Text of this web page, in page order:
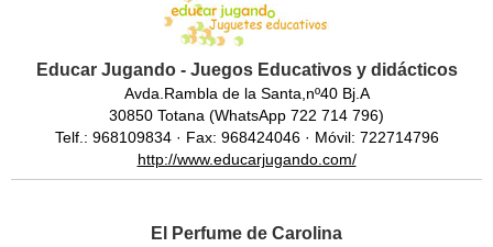
Educar Jugando - Juegos Educativos y didácticos
Avda.Rambla de la Santa,nº40 Bj.A
30850 Totana (WhatsApp 722 714 796)
Telf.: 968109834 · Fax: 968424046 · Móvil: 722714796
http://www.educarjugando.com/
El Perfume de Carolina